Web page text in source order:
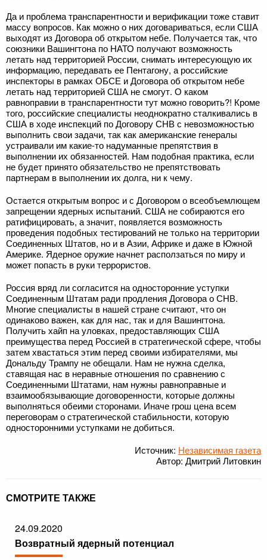
Да и проблема транспарентности и верификации тоже ставит
массу вопросов. Как можно о них договариваться, если США
выходят из Договора об открытом небе. Получается так, что
союзники Вашингтона по НАТО получают возможность
летать над территорией России, снимать интересующую их
информацию, передавать ее Пентагону, а российские
инспекторы в рамках ОБСЕ и Договора об открытом небе
летать над территорией США не смогут. О каком
равноправии в транспарентности тут можно говорить?! Кроме
того, российские специалисты неоднократно сталкивались в
США в ходе инспекций по Договору СНВ с невозможностью
выполнить свои задачи, так как американские генералы
устраивали им какие-то надуманные препятствия в
выполнении их обязанностей. Нам подобная практика, если
не будет принято обязательство не препятствовать
партнерам в выполнении их долга, ни к чему.
Остается открытым вопрос и с Договором о всеобъемлющем
запрещении ядерных испытаний. США не собираются его
ратифицировать, а значит, появляется возможность
проведения подобных тестирований не только на территории
Соединенных Штатов, но и в Азии, Африке и даже в Южной
Америке. Ядерное оружие начнет расползаться по миру и
может попасть в руки террористов.
Россия вряд ли согласится на односторонние уступки
Соединенным Штатам ради продления Договора о СНВ.
Многие специалисты в нашей стране считают, что он
одинаково важен, как для нас, так и для Вашингтона.
Получить хайп на уловках, предоставляющих США
преимущества перед Россией в стратегической сфере, чтобы
затем хвастаться этим перед своими избирателями, мы
Дональду Трампу не обещали. Нам не нужна сделка,
ставящая нас в неравные отношения по сравнению с
Соединенными Штатами, нам нужны равноправные и
взаимообязывающие договоренности, которые должны
выполняться обеими сторонами. Иначе грош цена всем
переговорам о стратегической стабильности, которую
односторонними уступками не добиться.
Источник: Независимая газета
Автор: Дмитрий Литовкин
СМОТРИТЕ ТАКЖЕ
24.09.2020
Возвратный ядерный потенциал